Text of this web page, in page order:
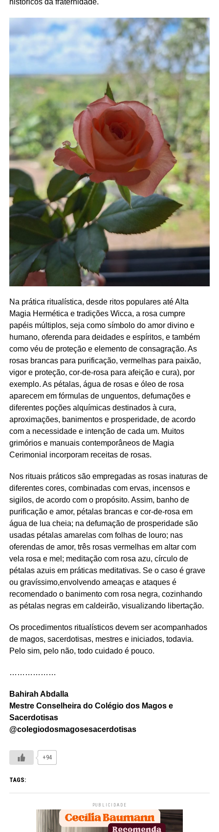
históricos da fraternidade.
Na prática ritualística, desde ritos populares até Alta
Magia Hermética e tradições Wicca, a rosa cumpre
papéis múltiplos, seja como símbolo do amor divino e
humano, oferenda para deidades e espíritos, e também
como véu de proteção e elemento de consagração. As
rosas brancas para purificação, vermelhas para paixão,
vigor e proteção, cor-de-rosa para afeição e cura), por
exemplo. As pétalas, água de rosas e óleo de rosa
aparecem em fórmulas de unguentos, defumações e
diferentes poções alquímicas destinados à cura,
aproximações, banimentos e prosperidade, de acordo
com a necessidade e intenção de cada um. Muitos
grimórios e manuais contemporâneos de Magia
Cerimonial incorporam receitas de rosas.
Nos rituais práticos são empregadas as rosas inaturas de
diferentes cores, combinadas com ervas, incensos e
sigilos, de acordo com o propósito. Assim, banho de
purificação e amor, pétalas brancas e cor-de-rosa em
água de lua cheia; na defumação de prosperidade são
usadas pétalas amarelas com folhas de louro; nas
oferendas de amor, três rosas vermelhas em altar com
vela rosa e mel; meditação com rosa azu, círculo de
pétalas azuis em práticas meditativas. Se o caso é grave
ou gravíssimo,envolvendo ameaças e ataques é
recomendado o banimento com rosa negra, cozinhando
as pétalas negras em caldeirão, visualizando libertação.
Os procedimentos ritualísticos devem ser acompanhados
de magos, sacerdotisas, mestres e iniciados, todavia.
Pelo sim, pelo não, todo cuidado é pouco.
………………
Bahirah Abdalla
Mestre Conselheira do Colégio dos Magos e
Sacerdotisas
@colegiodosmagosesacerdotisas
+94
TAGS:
PUBLICIDADE